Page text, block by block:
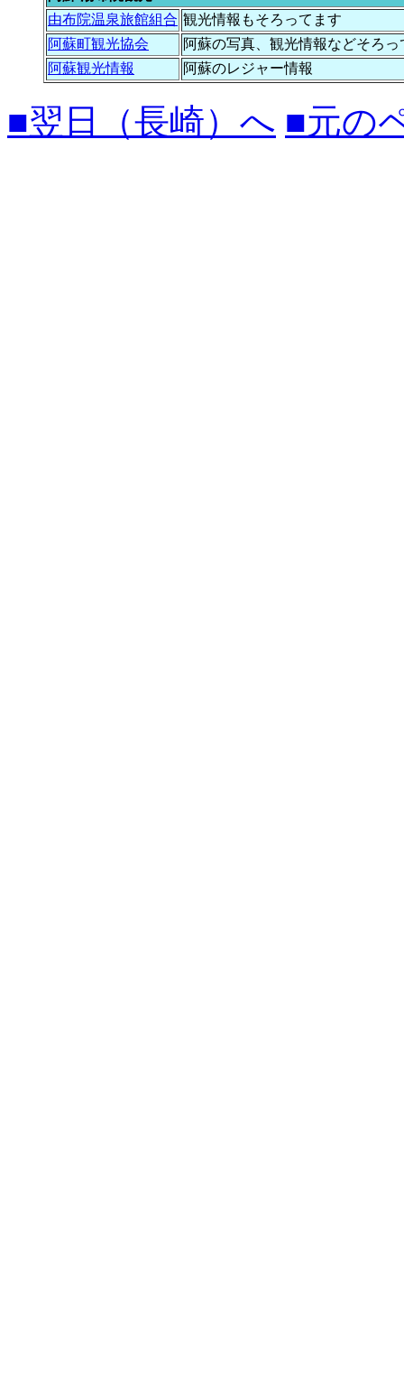
由布院温泉旅館組合 観光情報もそろってます
阿蘇町観光協会
阿蘇の写真、観光情報などそろっ
阿蘇観光情報
阿蘇のレジャー情報
■翌日（長崎）へ ■元の